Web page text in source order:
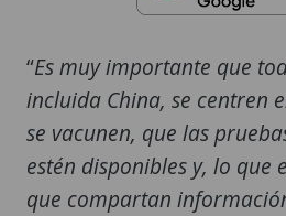
“Es muy importante que
incluida China, se centren
se vacunen, que las
estén disponibles y, lo que
que compartan